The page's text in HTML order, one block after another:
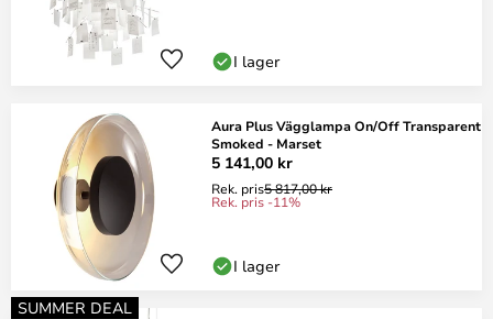
I lager
Aura Plus Vägglampa On/Off Transparent
Smoked - Marset
5 141,00 kr
Rek. pris5 817,00 kr
Rek. pris -11%
I lager
SUMMER DEAL